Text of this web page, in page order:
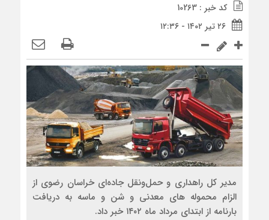
کد خبر : 10263
۲۶ تیر ۱۴۰۲ - ۱۲:۳۶
مدیر کل راهداری و حمل‌ونقل جاده‌ای خراسان رضوی از
الزام محموله های معدنی و شن و ماسه به دریافت
بارنامه از ابتدای مرداد ماه ۱۴۰۲ خبر داد.